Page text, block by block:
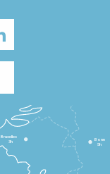
Bruxelles
3h
Bonn
5h